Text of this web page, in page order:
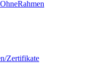
Zertifikate